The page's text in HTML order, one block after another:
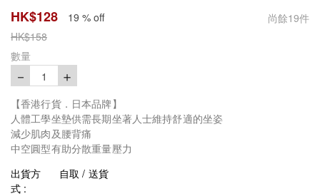
HK$128 19 % off 尚餘19件
HK$158
數量
－ 1 ＋
【香港行貨．日本品牌】
人體工學坐墊供需長期坐著人士維持舒適的坐姿
減少肌肉及腰背痛
中空圓型有助分散重量壓力
出貨方
式 :
自取 / 送貨